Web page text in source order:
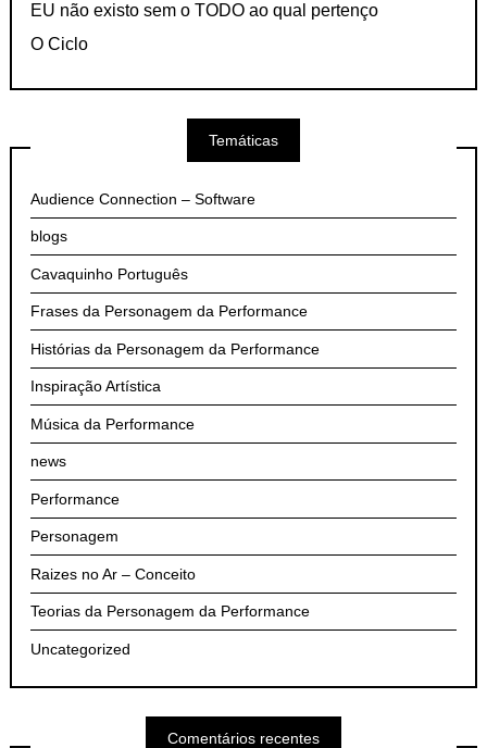
EU não existo sem o TODO ao qual pertenço
O Ciclo
Temáticas
Audience Connection – Software
blogs
Cavaquinho Português
Frases da Personagem da Performance
Histórias da Personagem da Performance
Inspiração Artística
Música da Performance
news
Performance
Personagem
Raizes no Ar – Conceito
Teorias da Personagem da Performance
Uncategorized
Comentários recentes